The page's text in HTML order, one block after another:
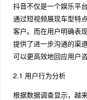
抖音不仅是一个娱乐平
通过短视频展现车型特
客户。而在用户明确表
提供了进一步沟通的渠
可以更高效地回应用户
2.1 用户行为分析
根据数据调查显示，越